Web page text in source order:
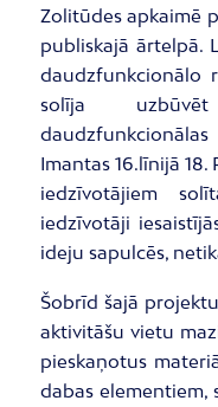
Zolitūdes apkaimē
publiskajā ārtelpā.
daudzfunkcionālo
solīja
Imantas 16.līnijā
iedzīvotājiem
iedzīvotāji
ideju sapulcēs,
Šobrīd šajā
aktivitāšu vietu
pieskaņotus
dabas elementiem,